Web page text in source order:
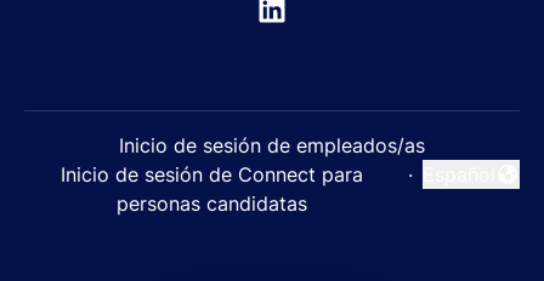
Inicio de sesión de empleados/as
Inicio de sesión de Connect para
personas candidatas
·
Cambiar